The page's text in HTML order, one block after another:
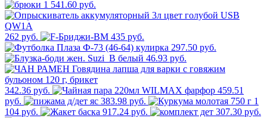
1 541.60 руб.
262 руб.
435 руб.
297.50 руб.
46.93 руб.
342.36 руб.
459.51
руб.
383.98 руб.
1
104 руб.
917.24 руб. 307.30 руб.